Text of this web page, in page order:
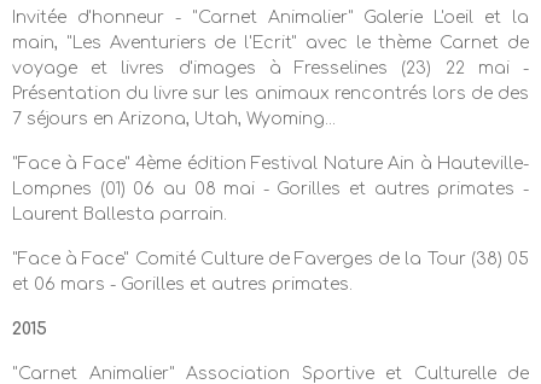
Invitée d'honneur - "Carnet Animalier" Galerie L'oeil et la
main, "Les Aventuriers de l'Ecrit" avec le thème Carnet de
voyage et livres d'images à Fresselines (23) 22 mai -
Présentation du livre sur les animaux rencontrés lors de des
7 séjours en Arizona, Utah, Wyoming...
"Face à Face" 4ème édition Festival Nature Ain à Hauteville-
Lompnes (01) 06 au 08 mai - Gorilles et autres primates -
Laurent Ballesta parrain.
"Face à Face" Comité Culture de Faverges de la Tour (38) 05
et 06 mars - Gorilles et autres primates.
2015
"Carnet Animalier" Association Sportive et Culturelle de